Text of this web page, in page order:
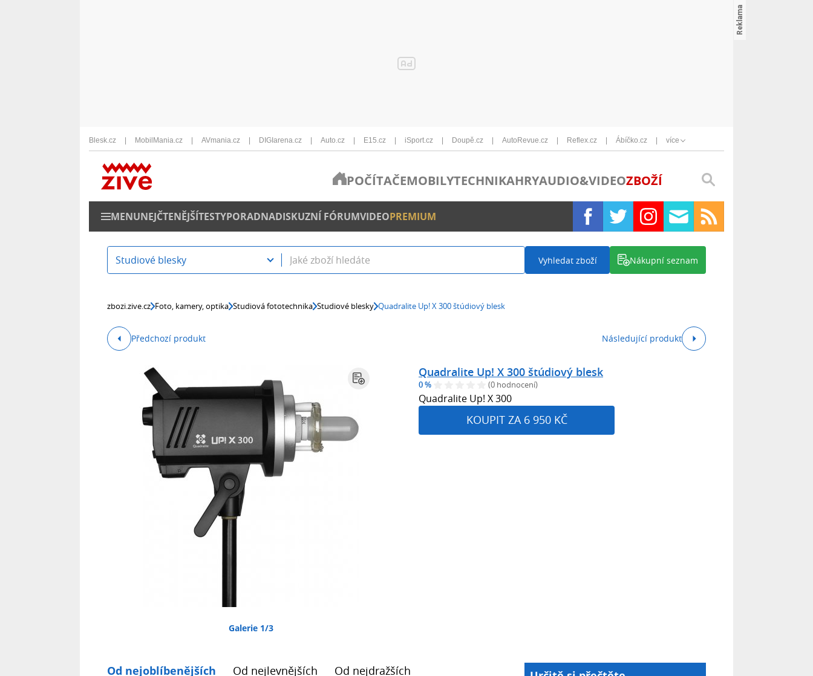
Blesk.cz MobilMania.cz AVmania.cz DIGIarena.cz Auto.cz E15.cz iSport.cz Doupě.cz AutoRevue.cz Reflex.cz Ábíčko.cz více
POČÍTAČEMOBILYTECHNIKAHRYAUDIO&VIDEOZBOŽÍ
MENUNEJČTENĚJŠÍTESTYPORADNADISKUZNÍ FÓRUMVIDEOPREMIUM
Studiové blesky Vyhledat zboží Nákupní seznam
zbozi.zive.cz Foto, kamery, optika Studiová fototechnika Studiové blesky Quadralite Up! X 300 štúdiový blesk
Předchozí produkt Následující produkt
Galerie 1/3
Quadralite Up! X 300 štúdiový blesk
0 % (0 hodnocení)
Quadralite Up! X 300
KOUPIT ZA 6 950 KČ
Od nejoblíbenějších Od nejlevnějších Od nejdražších